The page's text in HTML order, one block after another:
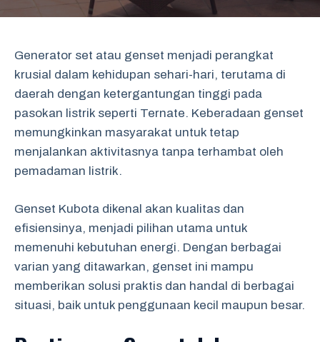
Generator set atau genset menjadi perangkat
krusial dalam kehidupan sehari-hari, terutama di
daerah dengan ketergantungan tinggi pada
pasokan listrik seperti Ternate. Keberadaan genset
memungkinkan masyarakat untuk tetap
menjalankan aktivitasnya tanpa terhambat oleh
pemadaman listrik.
Genset Kubota dikenal akan kualitas dan
efisiensinya, menjadi pilihan utama untuk
memenuhi kebutuhan energi. Dengan berbagai
varian yang ditawarkan, genset ini mampu
memberikan solusi praktis dan handal di berbagai
situasi, baik untuk penggunaan kecil maupun besar.